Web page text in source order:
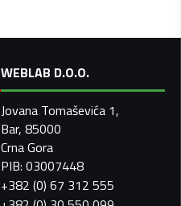
WEBLAB D.O.O.
Jovana Tomaševića 1,
Bar, 85000
Crna Gora
PIB: 03007448
+382 (0) 67 312 555